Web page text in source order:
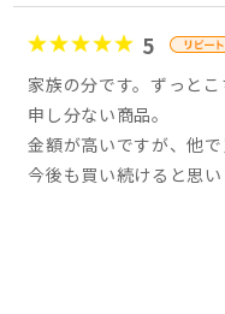
5
家族の分です。ずっと
申し分ない商品。
金額が高いですが、他
今後も買い続けると思い